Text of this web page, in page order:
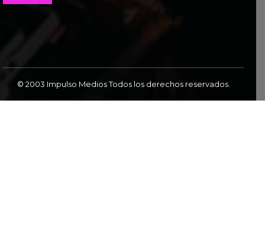
© 2003 Impulso Medios Todos los derechos reservados.